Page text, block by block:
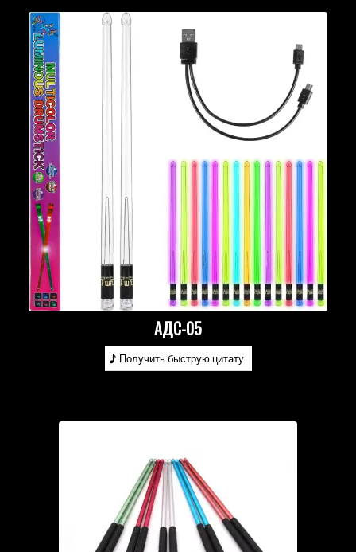
АДС-05
Получить быструю цитату